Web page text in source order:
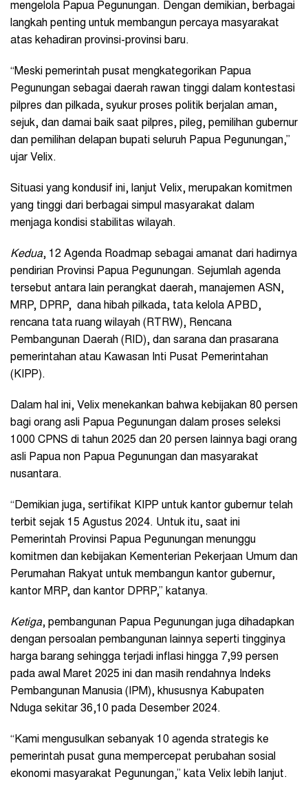
mengelola Papua Pegunungan. Dengan demikian, berbagai
langkah penting untuk membangun percaya masyarakat
atas kehadiran provinsi-provinsi baru.
“Meski pemerintah pusat mengkategorikan Papua
Pegunungan sebagai daerah rawan tinggi dalam kontestasi
pilpres dan pilkada, syukur proses politik berjalan aman,
sejuk, dan damai baik saat pilpres, pileg, pemilihan gubernur
dan pemilihan delapan bupati seluruh Papua Pegunungan,”
ujar Velix.
Situasi yang kondusif ini, lanjut Velix, merupakan komitmen
yang tinggi dari berbagai simpul masyarakat dalam
menjaga kondisi stabilitas wilayah.
Kedua, 12 Agenda Roadmap sebagai amanat dari hadirnya
pendirian Provinsi Papua Pegunungan. Sejumlah agenda
tersebut antara lain perangkat daerah, manajemen ASN,
MRP, DPRP, dana hibah pilkada, tata kelola APBD,
rencana tata ruang wilayah (RTRW), Rencana
Pembangunan Daerah (RID), dan sarana dan prasarana
pemerintahan atau Kawasan Inti Pusat Pemerintahan
(KIPP).
Dalam hal ini, Velix menekankan bahwa kebijakan 80 persen
bagi orang asli Papua Pegunungan dalam proses seleksi
1000 CPNS di tahun 2025 dan 20 persen lainnya bagi orang
asli Papua non Papua Pegunungan dan masyarakat
nusantara.
“Demikian juga, sertifikat KIPP untuk kantor gubernur telah
terbit sejak 15 Agustus 2024. Untuk itu, saat ini
Pemerintah Provinsi Papua Pegunungan menunggu
komitmen dan kebijakan Kementerian Pekerjaan Umum dan
Perumahan Rakyat untuk membangun kantor gubernur,
kantor MRP, dan kantor DPRP,” katanya.
Ketiga, pembangunan Papua Pegunungan juga dihadapkan
dengan persoalan pembangunan lainnya seperti tingginya
harga barang sehingga terjadi inflasi hingga 7,99 persen
pada awal Maret 2025 ini dan masih rendahnya Indeks
Pembangunan Manusia (IPM), khususnya Kabupaten
Nduga sekitar 36,10 pada Desember 2024.
“Kami mengusulkan sebanyak 10 agenda strategis ke
pemerintah pusat guna mempercepat perubahan sosial
ekonomi masyarakat Pegunungan,” kata Velix lebih lanjut.